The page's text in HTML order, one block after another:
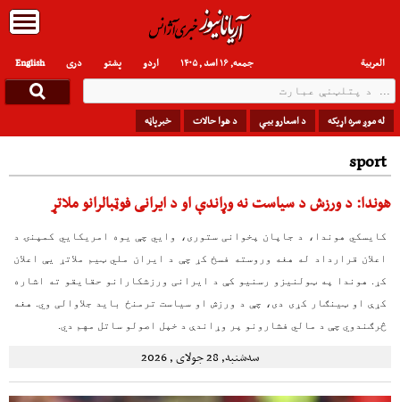
English دری پشتو العربیة اردو جمعه, ۱۶ اسد , ۱۴۰۵
له موږ سره اړیکه د اسعارو بیې د هوا حالات خبرپاڼه
sport
هوندا: د ورزش د سیاست نه وړاندې او د ایرانی فوټبالرانو ملاتړ
کایسکي هوندا، د جاپان پخوانی ستوری، وایي چې یوه امریکایي کمپنۍ د
اعلان قرارداد له هغه وروسته فسخ کړ چې د ایران ملي ټيم ملاتړ یې اعلان
کړ. هوندا په ټولنیزو رسنیو کې د ایرانی ورزشکارانو حقایقو ته اشاره
کړې او ټینګار کړی دی، چې د ورزش او سیاست ترمنځ باید جلاوالی وي. هغه
څرګندوي چې د مالي فشارونو پر وړاندې د خپل اصولو ساتل مهم دي.
سه‌شنبه, 28 جولای , 2026